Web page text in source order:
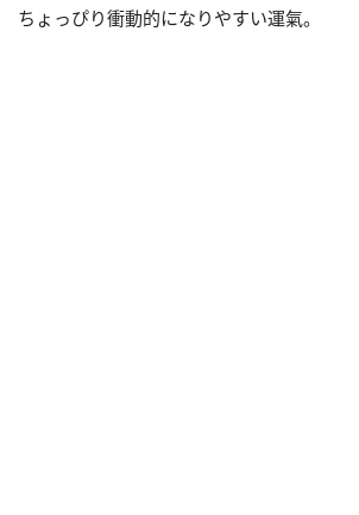
ちょっぴり衝動的になりやすい運氣。